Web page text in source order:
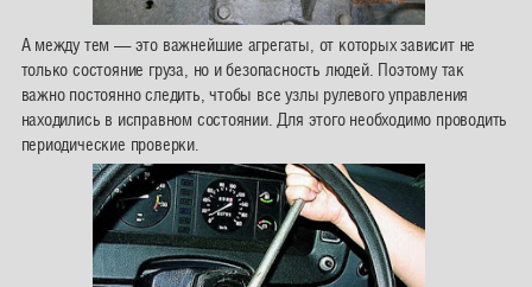
А между тем — это важнейшие агрегаты, от которых зависит не
только состояние груза, но и безопасность людей. Поэтому так
важно постоянно следить, чтобы все узлы рулевого управления
находились в исправном состоянии. Для этого необходимо проводить
периодические проверки.